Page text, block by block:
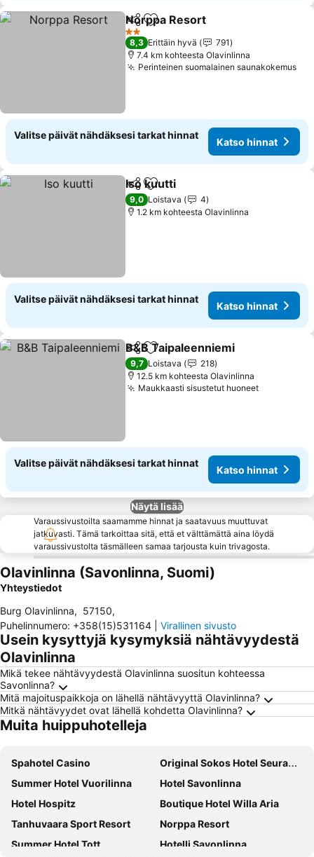
Jaa Lisää suosikkeihin
Norppa Resort
2 Tähtiluokitus
8,3 Erittäin hyvä
791
7.4 km kohteesta Olavinlinna
Perinteinen suomalainen saunakokemus
Valitse päivät nähdäksesi tarkat hinnat
Katso hinnat
Jaa Lisää suosikkeihin
Iso kuutti
9,0 Loistava
4
1.2 km kohteesta Olavinlinna
Valitse päivät nähdäksesi tarkat hinnat
Katso hinnat
Jaa Lisää suosikkeihin
B&B Taipaleenniemi
9,7 Loistava
218
12.5 km kohteesta Olavinlinna
Maukkaasti sisustetut huoneet
Valitse päivät nähdäksesi tarkat hinnat
Katso hinnat
Näytä lisää
Varaussivustoilta saamamme hinnat ja saatavuus muuttuvat
jatkuvasti. Tämä tarkoittaa sitä, että et välttämättä aina löydä
varaussivustolta täsmälleen samaa tarjousta kuin trivagosta.
Olavinlinna (Savonlinna, Suomi)
Yhteystiedot
Burg Olavinlinna, 57150,
Puhelinnumero: +358(15)531164 Virallinen sivusto
Usein kysyttyjä kysymyksiä nähtävyydestä
Olavinlinna
Mikä tekee nähtävyydestä Olavinlinna suositun kohteessa
Savonlinna?
Mitä majoituspaikkoja on lähellä nähtävyyttä Olavinlinna?
Mitkä nähtävyydet ovat lähellä kohdetta Olavinlinna?
Muita huippuhotelleja
Spahotel Casino
Original Sokos Hotel Seurahuone Savonlinna
Summer Hotel Vuorilinna
Hotel Savonlinna
Hotel Hospitz
Boutique Hotel Willa Aria
Tanhuvaara Sport Resort
Norppa Resort
Summer Hotel Tott
Hotelli Savonlinna